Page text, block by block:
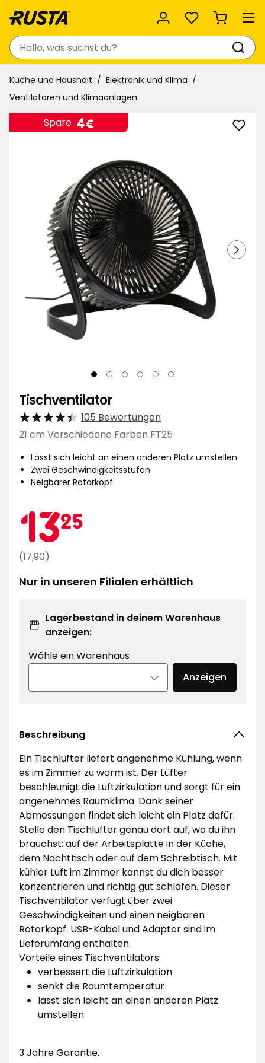
Favoriten
Suchen
Küche und Haushalt
Elektronik und Klima
Ventilatoren und Klimaanlagen
Spare Preis
4€4
€
Tischventilator
105 Bewertungen
21 cm Verschiedene Farben FT25
Lässt sich leicht an einen anderen Platz umstellen
Zwei Geschwindigkeitsstufen
Neigbarer Rotorkopf
Aktionspreis
1325
€
Regulärer
17,90
(17,90)
Nur in unseren Filialen erhältlich
Lagerbestand in deinem Warenhaus
anzeigen:
Wähle ein Warenhaus
Anzeigen
Beschreibung
Ein Tischlüfter liefert angenehme Kühlung, wenn
es im Zimmer zu warm ist. Der Lüfter
beschleunigt die Luftzirkulation und sorgt für ein
angenehmes Raumklima. Dank seiner
Abmessungen findet sich leicht ein Platz dafür.
Stelle den Tischlüfter genau dort auf, wo du ihn
brauchst: auf der Arbeitsplatte in der Küche,
dem Nachttisch oder auf dem Schreibtisch. Mit
kühler Luft im Zimmer kannst du dich besser
konzentrieren und richtig gut schlafen. Dieser
Tischventilator verfügt über zwei
Geschwindigkeiten und einen neigbaren
Rotorkopf. USB-Kabel und Adapter sind im
Lieferumfang enthalten.
Vorteile eines Tischventilators:
verbessert die Luftzirkulation
senkt die Raumtemperatur
lässt sich leicht an einen anderen Platz
umstellen.
3 Jahre Garantie.